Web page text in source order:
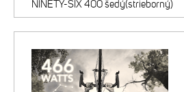
NINETY-SIX 400 šedý(strieborný)